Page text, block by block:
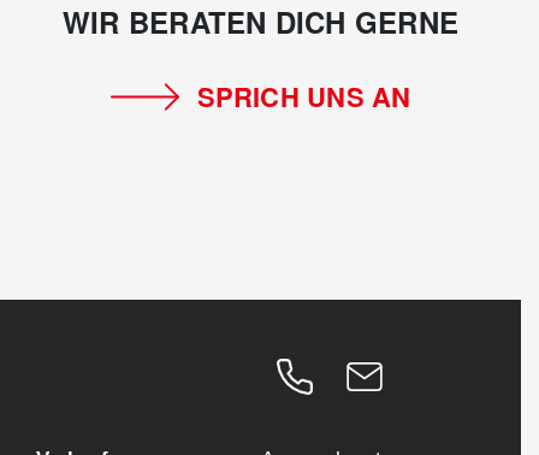
WIR BERATEN DICH GERNE
SPRICH UNS AN